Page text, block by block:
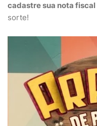
cadastre sua nota fiscal
sorte!